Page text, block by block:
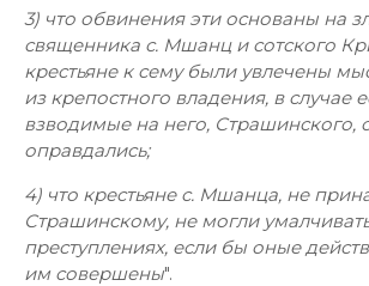
3) что обвинения эти основаны на
священника с. Мшанц и сотского
крестьяне к сему были увлечены
из крепостного владения, в случае
взводимые на него, Страшинского,
оправдались;
4) что крестьяне с. Мшанца, не
Страшинскому, не могли
преступлениях, если бы оные
им совершены".